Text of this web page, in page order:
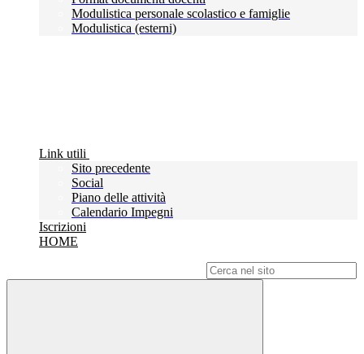
Modulistica personale scolastico e famiglie
Modulistica (esterni)
Link utili
Sito precedente
Social
Piano delle attività
Calendario Impegni
Iscrizioni
HOME